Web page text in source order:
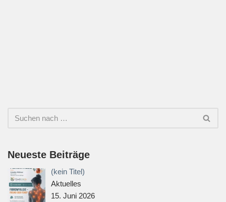
Neueste Beiträge
(kein Titel)
Aktuelles
15. Juni 2026